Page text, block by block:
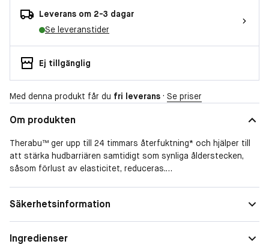
Leverans om 2-3 dagar
Se leveranstider
Ej tillgänglig
Med denna produkt får du fri leverans · Se priser
Om produkten
Therabu™ ger upp till 24 timmars återfuktning* och hjälper till
att stärka hudbarriären samtidigt som synliga ålderstecken,
såsom förlust av elasticitet, reduceras.
lugna och återställa huden. Resultatet är händer som känns
omedelbart återfuktade, smidigare och mer välvårdade.
Säkerhetsinformation
Ingredienser